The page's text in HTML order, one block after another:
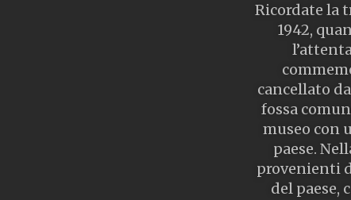
Ricordate la
1942,
cancellato
fossa
museo con
paese.
provenienti
del paese,